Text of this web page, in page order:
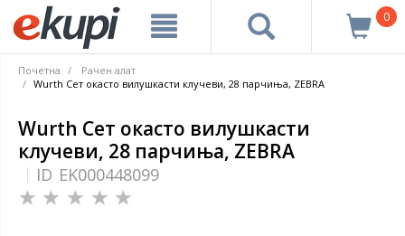
0
Почетна
Рачен алат
Wurth Сет окасто вилушкасти клучеви, 28 парчиња, ZEBRA
Wurth Сет окасто вилушкасти
клучеви, 28 парчиња, ZEBRA
ID EK000448099